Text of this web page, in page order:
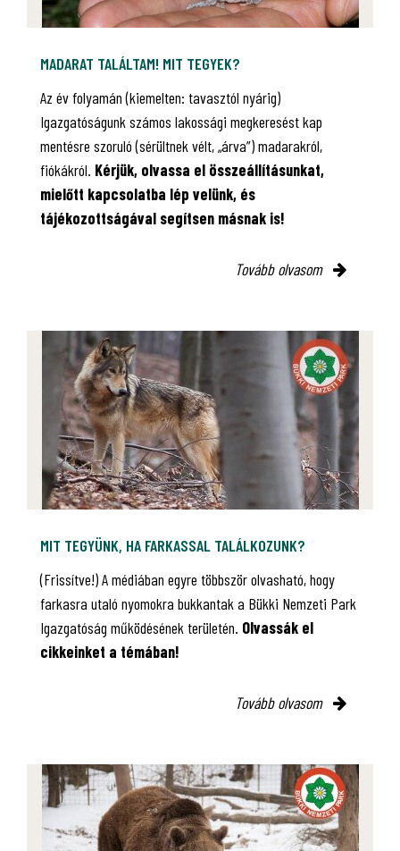
MADARAT TALÁLTAM! MIT TEGYEK?
Az év folyamán (kiemelten: tavasztól nyárig)
Igazgatóságunk számos lakossági megkeresést kap
mentésre szoruló (sérültnek vélt, „árva”) madarakról,
fiókákról. Kérjük, olvassa el összeállításunkat,
mielőtt kapcsolatba lép velünk, és
tájékozottságával segítsen másnak is!
Tovább olvasom
MIT TEGYÜNK, HA FARKASSAL TALÁLKOZUNK?
(Frissítve!) A médiában egyre többször olvasható, hogy
farkasra utaló nyomokra bukkantak a Bükki Nemzeti Park
Igazgatóság működésének területén. Olvassák el
cikkeinket a témában!
Tovább olvasom